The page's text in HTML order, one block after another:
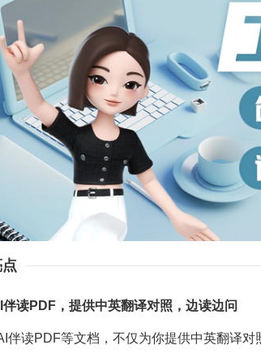
PDF，提供中英翻译对照，边读边问
读PDF等文档，不仅为你提供中英翻译对